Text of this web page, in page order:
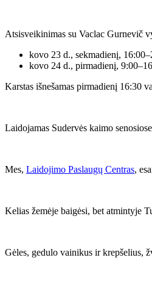
Atsisveikinimas su Vaclac Gurnevič
kovo 23 d., sekmadienį,
kovo 24 d., pirmadienį,
Karstas išnešamas pirmadienį 16:30
Laidojamas Sudervės kaimo
Mes, Laidojimo Paslaugų Centras,
Kelias žemėje baigėsi, bet atmintyje
Gėles, gedulo vainikus ir krepšelius,